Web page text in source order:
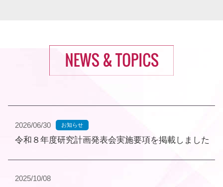
2026/06/30 お知らせ
令和８年度研究計画発表会実施要項を掲載しました
2025/10/08